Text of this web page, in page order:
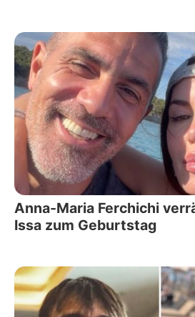
Anna-Maria Ferchichi
Issa zum Geburtstag